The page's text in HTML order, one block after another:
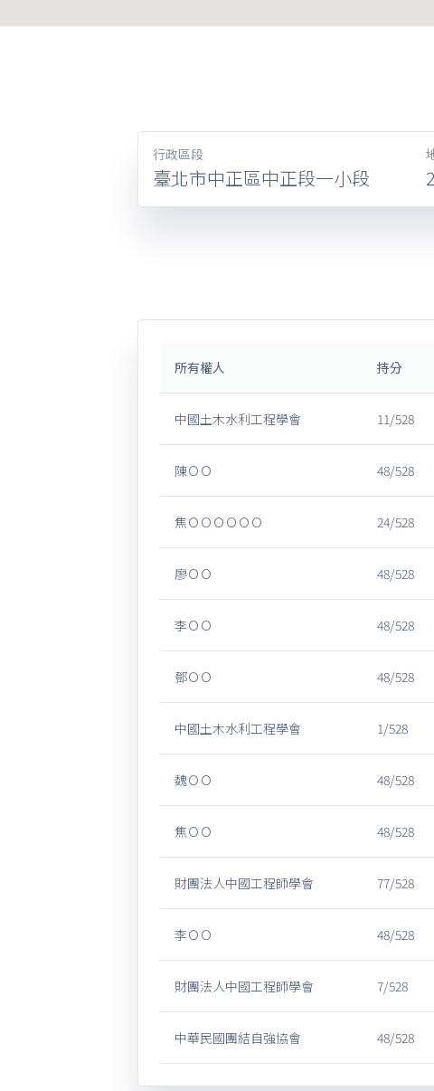
行政區段
臺北市中正區中正段一小段
所有權人 持分
中國土木水利工程學會 11/528
陳ＯＯ 48/528
焦ＯＯＯＯＯＯ 24/528
廖ＯＯ 48/528
李ＯＯ 48/528
鄧ＯＯ 48/528
中國土木水利工程學會 1/528
魏ＯＯ 48/528
焦ＯＯ 48/528
財團法人中國工程師學會 77/528
李ＯＯ 48/528
財團法人中國工程師學會 7/528
中華民國團結自強協會 48/528